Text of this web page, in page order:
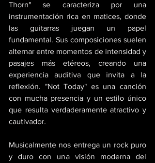
Thorn" se caracteriza por una
instrumentación rica en matices, donde
las guitarras juegan un papel
fundamental. Sus composiciones suelen
alternar entre momentos de intensidad y
pasajes más etéreos, creando una
experiencia auditiva que invita a la
reflexión. "Not Today" es una canción
con mucha presencia y un estilo único
que resulta verdaderamente atractivo y
cautivador.
Musicalmente nos entrega un rock puro
y duro con una visión moderna del